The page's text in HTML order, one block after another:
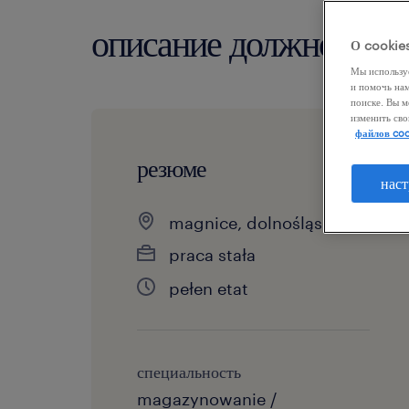
описание должности
резюме
magnice, dolnośląskie
praca stała
pełen etat
специальность
magazynowanie /
О
Мы
и помочь
поиске. Вы
изменить
файлов